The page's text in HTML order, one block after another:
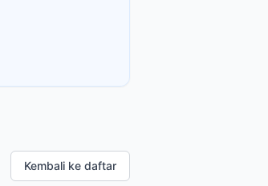
Kembali ke daftar